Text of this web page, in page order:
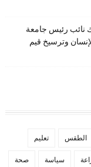
نائب رئيس جامعة
وترسيخ قيم
الطقس تعليم
سياسة صحة